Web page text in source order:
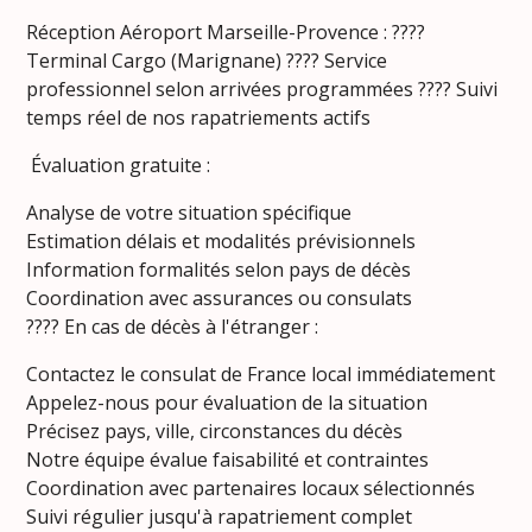
Réception Aéroport Marseille-Provence : ????
Terminal Cargo (Marignane) ???? Service
professionnel selon arrivées programmées ???? Suivi
temps réel de nos rapatriements actifs
Évaluation gratuite :
Analyse de votre situation spécifique
Estimation délais et modalités prévisionnels
Information formalités selon pays de décès
Coordination avec assurances ou consulats
???? En cas de décès à l'étranger :
Contactez le consulat de France local immédiatement
Appelez-nous pour évaluation de la situation
Précisez pays, ville, circonstances du décès
Notre équipe évalue faisabilité et contraintes
Coordination avec partenaires locaux sélectionnés
Suivi régulier jusqu'à rapatriement complet